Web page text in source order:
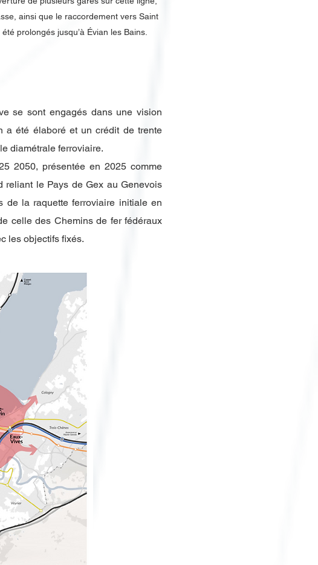
ainsi que le raccordement vers Saint
prolongés jusqu’à Évian les Bains.
se sont engagés dans une vision
a été élaboré et un crédit de trente
diamétrale ferroviaire.
2050, présentée en 2025 comme
reliant le Pays de Gex au Genevois
de la raquette ferroviaire initiale en
celle des Chemins de fer fédéraux
les objectifs fixés.